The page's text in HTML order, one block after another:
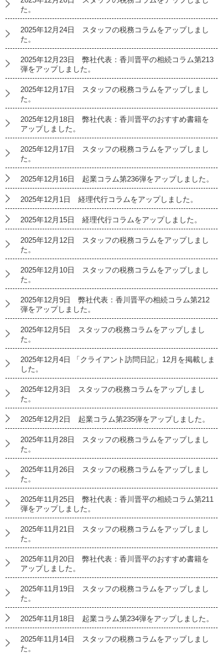
た。
2025年12月24日 スタッフの税務コラムをアップしまし
た。
2025年12月23日 弊社代表：香川晋平の相続コラム第213
弾をアップしました。
2025年12月17日 スタッフの税務コラムをアップしまし
た。
2025年12月18日 弊社代表：香川晋平のおすすめ書籍を
アップしました。
2025年12月17日 スタッフの税務コラムをアップしまし
た。
2025年12月16日 起業コラム第236弾をアップしました。
2025年12月1日 経理代行コラムをアップしました。
2025年12月15日 経理代行コラムをアップしました。
2025年12月12日 スタッフの税務コラムをアップしまし
た。
2025年12月10日 スタッフの税務コラムをアップしまし
た。
2025年12月9日 弊社代表：香川晋平の相続コラム第212
弾をアップしました。
2025年12月5日 スタッフの税務コラムをアップしまし
た。
2025年12月4日 「クライアント訪問日記」12月を掲載しま
した。
2025年12月3日 スタッフの税務コラムをアップしまし
た。
2025年12月2日 起業コラム第235弾をアップしました。
2025年11月28日 スタッフの税務コラムをアップしまし
た。
2025年11月26日 スタッフの税務コラムをアップしまし
た。
2025年11月25日 弊社代表：香川晋平の相続コラム第211
弾をアップしました。
2025年11月21日 スタッフの税務コラムをアップしまし
た。
2025年11月20日 弊社代表：香川晋平のおすすめ書籍を
アップしました。
2025年11月19日 スタッフの税務コラムをアップしまし
た。
2025年11月18日 起業コラム第234弾をアップしました。
2025年11月14日 スタッフの税務コラムをアップしまし
た。